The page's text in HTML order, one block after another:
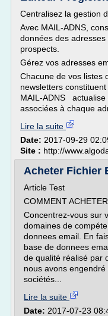
Centralisez la gestion
Avec MAIL-ADNS,
données des
prospects.
Gérez vos adresses
Chacune de vos listes
newsletters
MAIL-ADNS actualise
associées à chaque
Lire la suite
Date: 2017-09-29
Site : http://
Acheter Fichier
Article Test
COMMENT
Concentrez-vous sur
domaines de
donnees email. En
base de donnees
de qualité réalisé par
nous avons
sociétés...
Lire la suite
Date: 2017-07-23